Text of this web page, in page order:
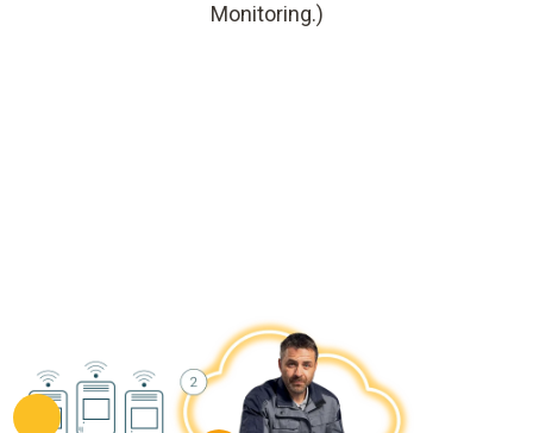
Monitoring.)